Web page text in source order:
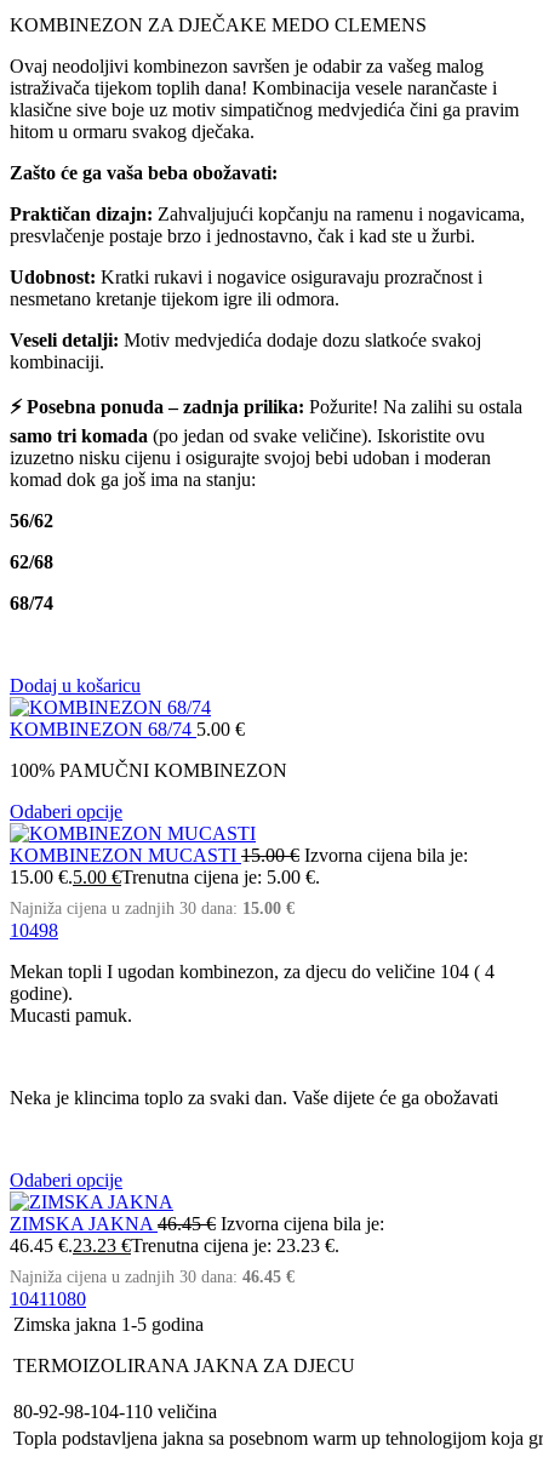
KOMBINEZON ZA DJEČAKE MEDO CLEMENS
Ovaj neodoljivi kombinezon savršen je odabir za vašeg malog
istraživača tijekom toplih dana! Kombinacija vesele narančaste i
klasične sive boje uz motiv simpatičnog medvjedića čini ga pravim
hitom u ormaru svakog dječaka.
Zašto će ga vaša beba obožavati:
Praktičan dizajn: Zahvaljujući kopčanju na ramenu i nogavicama,
presvlačenje postaje brzo i jednostavno, čak i kad ste u žurbi.
Udobnost: Kratki rukavi i nogavice osiguravaju prozračnost i
nesmetano kretanje tijekom igre ili odmora.
Veseli detalji: Motiv medvjedića dodaje dozu slatkoće svakoj
kombinaciji.
⚡ Posebna ponuda – zadnja prilika: Požurite! Na zalihi su ostala
samo tri komada (po jedan od svake veličine). Iskoristite ovu
izuzetno nisku cijenu i osigurajte svojoj bebi udoban i moderan
komad dok ga još ima na stanju:
56/62
62/68
68/74
Dodaj u košaricu
KOMBINEZON 68/74 5.00 €
100% PAMUČNI KOMBINEZON
Odaberi opcije
KOMBINEZON MUCASTI 15.00€ Izvorna cijena bila je:
15.00 €.5.00 €Trenutna cijena je: 5.00 €.
Najniža cijena u zadnjih 30 dana: 15.00 €
10498
Mekan topli I ugodan kombinezon, za djecu do veličine 104 ( 4
godine).
Mucasti pamuk.
Neka je klincima toplo za svaki dan. Vaše dijete će ga obožavati
Odaberi opcije
ZIMSKA JAKNA 46.45€ Izvorna cijena bila je:
46.45 €.23.23 €Trenutna cijena je: 23.23 €.
Najniža cijena u zadnjih 30 dana: 46.45 €
10411080
Zimska jakna 1-5 godina
TERMOIZOLIRANA JAKNA ZA DJECU
80-92-98-104-110 veličina
Topla podstavljena jakna sa posebnom warm up tehnologijom koja